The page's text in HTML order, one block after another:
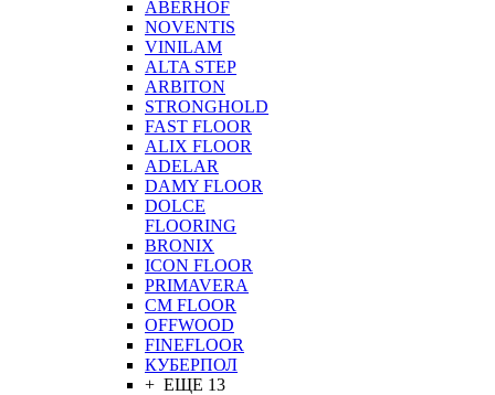
ABERHOF
NOVENTIS
VINILAM
ALTA STEP
ARBITON
STRONGHOLD
FAST FLOOR
ALIX FLOOR
ADELAR
DAMY FLOOR
DOLCE
FLOORING
BRONIX
ICON FLOOR
PRIMAVERA
CM FLOOR
OFFWOOD
FINEFLOOR
КУБЕРПОЛ
+ ЕЩЕ 13